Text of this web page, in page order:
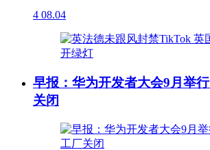
4 08.04
早报：华为开发者大会9月举
关闭